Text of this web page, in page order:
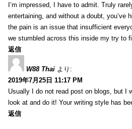
I’m impressed, I have to admit. Truly
entertaining, and without a doubt, you’ve
the pain is an issue that insufficient
we stumbled across this inside my try to
返信
W88 Thai より:
2019年7月25日 11:17 PM
Usually I do not read post on blogs, but I
look at and do it! Your writing style has
返信